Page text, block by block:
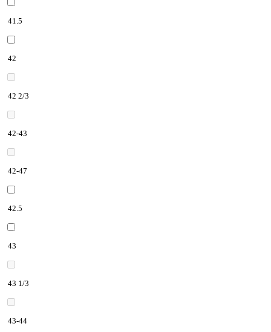
41.5
42
42 2/3
42-43
42-47
42.5
43
43 1/3
43-44